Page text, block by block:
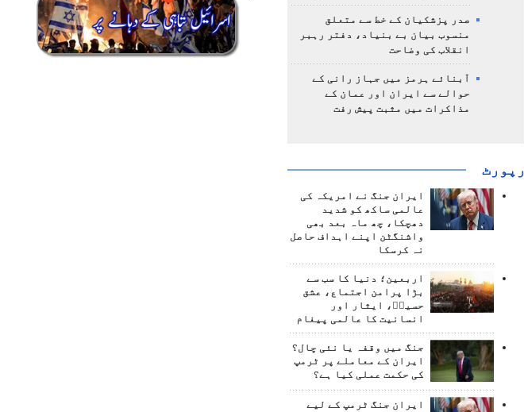
صدر پزشکیان کے خط سے متعلق
منسوب بیان بے بنیاد، دفتر رہبر
انقلاب کی وضاحت
آبنائے ہرمز میں جہاز رانی کے
حوالے سے ایران اور عمان کے
مذاکرات میں مثبت پیش رفت
رپورٹ
ایران جنگ نے امریکہ کی
عالمی ساکھ کو شدید
دھچکا، چھ ماہ بعد بھی
واشنگٹن اپنے اہداف حاصل
نہ کرسکا
اربعین؛ دنیا کا سب سے
بڑا پرامن اجتماع، عشق
حسینؑ، ایثار اور
انسانیت کا عالمی پیغام
جنگ میں وقفہ یا نئی چال؟
ایران کے معاملے پر ٹرمپ
کی حکمت عملی کیا ہے؟
ایران جنگ ٹرمپ کے لیے